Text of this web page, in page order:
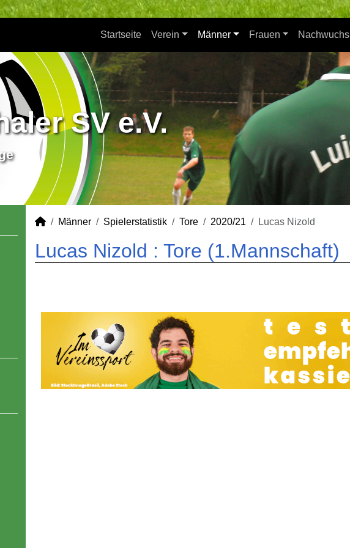
Startseite Verein Männer Frauen Nachwuchs
SV e.V.
Männer Spielerstatistik Tore 2020/21 Lucas Nizold
Lucas Nizold : Tore (1.Mannschaft)